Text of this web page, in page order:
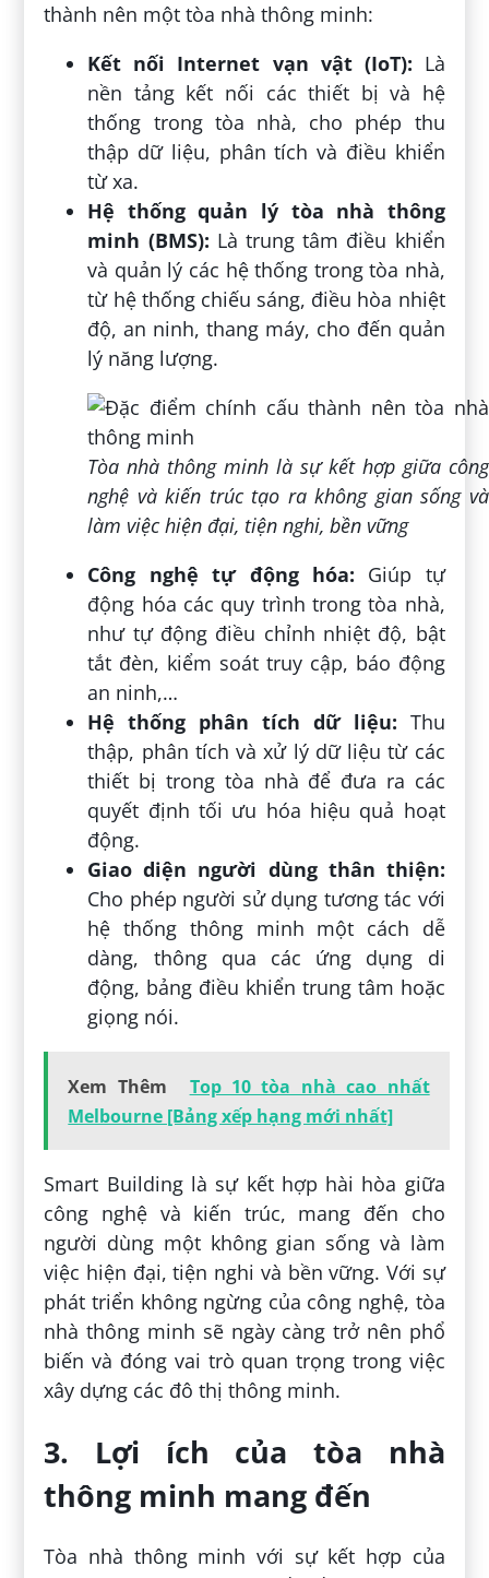
thành nên một tòa nhà thông minh:
Kết nối Internet vạn vật (IoT): Là
nền tảng kết nối các thiết bị và hệ
thống trong tòa nhà, cho phép thu
thập dữ liệu, phân tích và điều khiển
từ xa.
Hệ thống quản lý tòa nhà thông
minh (BMS): Là trung tâm điều khiển
và quản lý các hệ thống trong tòa nhà,
từ hệ thống chiếu sáng, điều hòa nhiệt
độ, an ninh, thang máy, cho đến quản
lý năng lượng.
Tòa nhà thông minh là sự kết hợp giữa công
nghệ và kiến trúc tạo ra không gian sống và
làm việc hiện đại, tiện nghi, bền vững
Công nghệ tự động hóa: Giúp tự
động hóa các quy trình trong tòa nhà,
như tự động điều chỉnh nhiệt độ, bật
tắt đèn, kiểm soát truy cập, báo động
an ninh,…
Hệ thống phân tích dữ liệu: Thu
thập, phân tích và xử lý dữ liệu từ các
thiết bị trong tòa nhà để đưa ra các
quyết định tối ưu hóa hiệu quả hoạt
động.
Giao diện người dùng thân thiện:
Cho phép người sử dụng tương tác với
hệ thống thông minh một cách dễ
dàng, thông qua các ứng dụng di
động, bảng điều khiển trung tâm hoặc
giọng nói.
Xem Thêm
Top 10 tòa nhà cao nhất
Melbourne [Bảng xếp hạng mới nhất]
Smart Building là sự kết hợp hài hòa giữa
công nghệ và kiến trúc, mang đến cho
người dùng một không gian sống và làm
việc hiện đại, tiện nghi và bền vững. Với sự
phát triển không ngừng của công nghệ, tòa
nhà thông minh sẽ ngày càng trở nên phổ
biến và đóng vai trò quan trọng trong việc
xây dựng các đô thị thông minh.
3. Lợi ích của tòa nhà
thông minh mang đến
Tòa nhà thông minh với sự kết hợp của